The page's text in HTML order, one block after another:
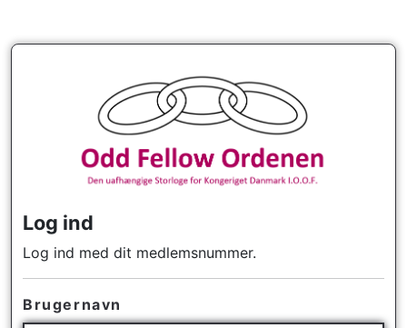
Log ind
Log ind med dit medlemsnummer.
Brugernavn